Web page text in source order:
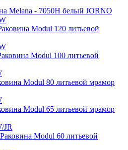
Melana - 7050H белый JORNO
Modul 120 литьевой
Modul 100 литьевой
Modul 80 литьевой мрамор
Modul 65 литьевой мрамор
Modul 60 литьевой